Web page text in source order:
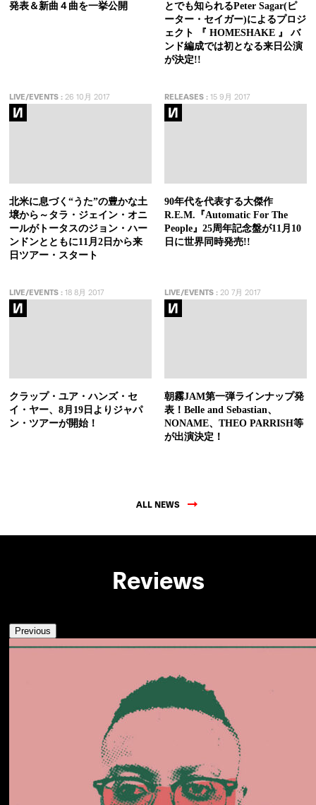
発表＆新曲４曲を一挙公開
とでも知られるPeter Sagar(ピ
ーター・セイガー)によるプロジ
ェクト 『 HOMESHAKE 』 バ
ンド編成では初となる来日公演
が決定!!
LIVE/EVENTS : 26 10月 2017
北米に息づく“うた”の豊かな土
壌から～タラ・ジェイン・オニ
ールがトータスのジョン・ハー
ンドンとともに11月2日から来
日ツアー・スタート
RELEASES:15 9月 2017
90年代を代表する大傑作
R.E.M.『Automatic For The
People』25周年記念盤が11月10
日に世界同時発売!!
LIVE/EVENTS : 18 8月 2017
クラップ・ユア・ハンズ・セ
イ・ヤー、8月19日よりジャパ
ン・ツアーが開始！
LIVE/EVENTS:20 7月 2017
朝霧JAM第一弾ラインナップ発
表！Belle and Sebastian、
NONAME、THEO PARRISH等
が出演決定！
ALL NEWS
Reviews
Previous